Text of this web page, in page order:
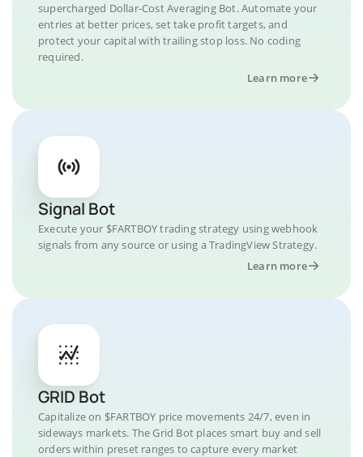
supercharged Dollar-Cost Averaging Bot. Automate your
entries at better prices, set take profit targets, and
protect your capital with trailing stop loss. No coding
required.
Learn more
Signal Bot
Execute your $FARTBOY trading strategy using webhook
signals from any source or using a TradingView Strategy.
Learn more
GRID Bot
Capitalize on $FARTBOY price movements 24/7, even in
sideways markets. The Grid Bot places smart buy and sell
orders within preset ranges to capture every market